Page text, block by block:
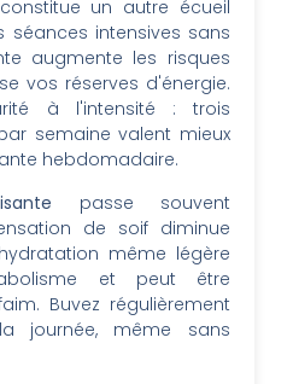
constitue un autre écueil
séances intensives sans
augmente les risques
vos réserves d'énergie.
à l'intensité : trois
semaine valent mieux
hebdomadaire.
passe souvent
de soif diminue
même légère
et peut être
Buvez régulièrement
journée, même sans